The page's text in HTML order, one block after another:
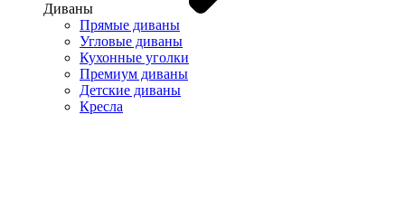
Диваны
Прямые диваны
Угловые диваны
Кухонные уголки
Премиум диваны
Детские диваны
Кресла